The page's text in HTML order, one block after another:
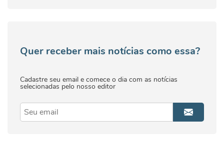
Quer receber mais notícias como essa?
Cadastre seu email e comece o dia com as notícias
selecionadas pelo nosso editor